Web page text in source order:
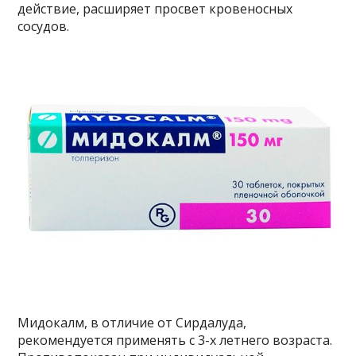
действие, расширяет просвет кровеносных
сосудов.
Мидокалм, в отличие от Сирдалуда,
рекомендуется применять с 3-х летнего возраста.